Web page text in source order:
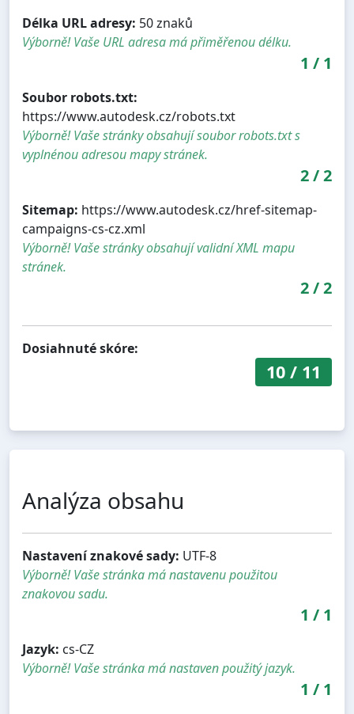
Délka URL adresy: 50 znaků
Výborně! Vaše URL adresa má přiměřenou délku.
1 / 1
Soubor robots.txt:
https://www.autodesk.cz/robots.txt
Výborně! Vaše stránky obsahují soubor robots.txt s
vyplnénou adresou mapy stránek.
2/2
Sitemap: https://www.autodesk.cz/href-sitemap-
campaigns-cs-cz.xml
Výborně! Vaše stránky obsahují validní XML mapu
stránek.
2/2
Dosiahnuté skóre:
10/ 11
Analýza obsahu
Nastavení znakové sady: UTF-8
Výborně! Vaše stránka má nastavenu použitou
znakovou sadu.
1 / 1
Jazyk: cs-CZ
Výborně! Vaše stránka má nastaven použitý jazyk.
1 / 1